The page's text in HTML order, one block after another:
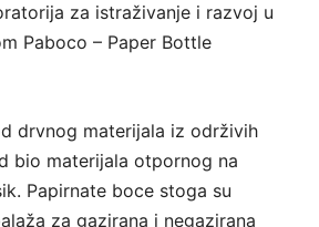
za istraživanje i razvoj u
Paboco – Paper Bottle
drvnog materijala iz održivih
bio materijala otpornog na
Papirnate boce stoga su
za gazirana i negazirana